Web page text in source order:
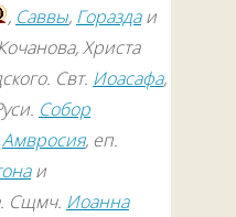
, Саввы, Гораздаи
Христа
Свт. Иоасафа,
Собор
Амвросия, еп.
и
Сщмч. Иоанна